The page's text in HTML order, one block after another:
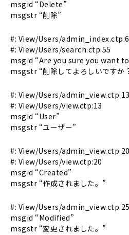
msgid “Delete”
msgstr “削除”
#: View/Users/
#: View/Users/search.ctp:55
msgid “Are you sure you want
msgstr “削除してよろしいですか
#: View/Users/admin_view.ctp:13
#: View/Users/view.ctp:13
msgid “User”
msgstr “ユーザー”
#: View/Users/admin_view.ctp:20
#: View/Users/view.ctp:20
msgid “Created”
msgstr “作成されました。”
#: View/Users/admin_view.ctp:25
msgid “Modified”
msgstr “変更されました。”